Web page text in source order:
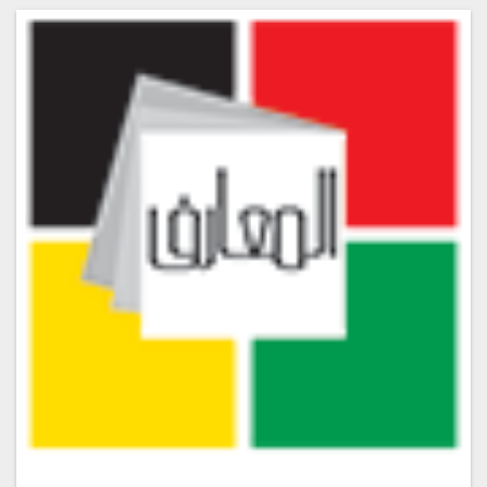
المقطع الصوتي رقم #20
المقطع الصوتي رقم #23
المقطع الصوتي رقم #25
المقطع الصوتي رقم #26
المقطع الصوتي رقم #27
المقطع الصوتي رقم #33